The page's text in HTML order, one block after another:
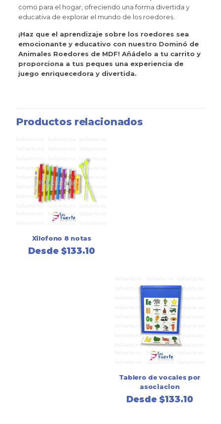
como para el hogar, ofreciendo una forma divertida y
educativa de explorar el mundo de los roedores.
¡Haz que el aprendizaje sobre los roedores sea
emocionante y educativo con nuestro Dominó de
Animales Roedores de MDF! Añádelo a tu carrito y
proporciona a tus peques una experiencia de
juego enriquecedora y divertida.
Productos relacionados
Xilofono 8 notas
Desde$133.10
Tablero de vocales por
asociacion
Desde $133.10